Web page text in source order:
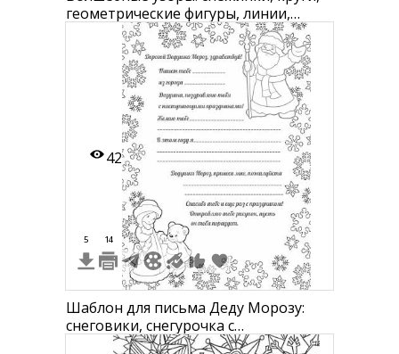
геометрические фигуры, линии,
спирали
42
5 14
Шаблон для письма Деду Морозу:
снеговики, снегурочка с
медвежонком, снежинки